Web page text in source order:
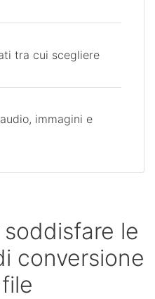
tra cui scegliere
immagini e
le
conversione